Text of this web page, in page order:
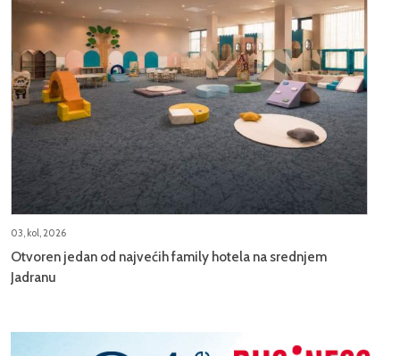
03, kol, 2026
Otvoren jedan od najvećih family hotela na srednjem
Jadranu